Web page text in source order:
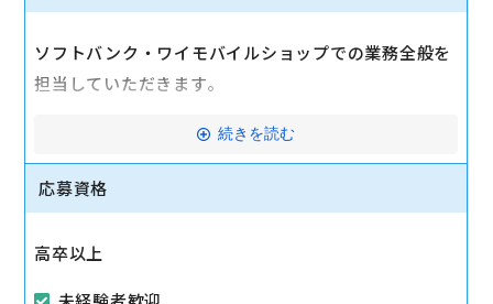
ソフトバンク・ワイモバイルショップでの業務全般を
担当していただきます。
・スマートフォン・携帯電話のご案内、販売
・機種変更・新規契約などの各種手続き
・インターネットサービスのご提案・販売
・スマートフォンの操作案内・サポート
続きを読む
応募資格
高卒以上